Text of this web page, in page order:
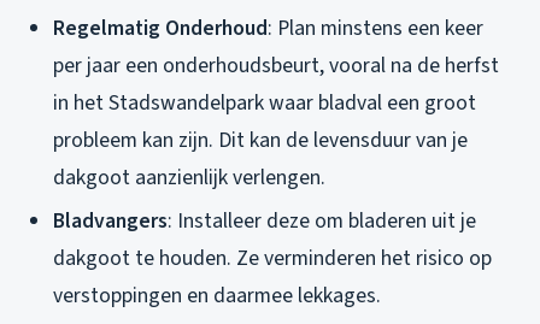
Regelmatig Onderhoud: Plan minstens een keer
per jaar een onderhoudsbeurt, vooral na de herfst
in het Stadswandelpark waar bladval een groot
probleem kan zijn. Dit kan de levensduur van je
dakgoot aanzienlijk verlengen.
Bladvangers: Installeer deze om bladeren uit je
dakgoot te houden. Ze verminderen het risico op
verstoppingen en daarmee lekkages.